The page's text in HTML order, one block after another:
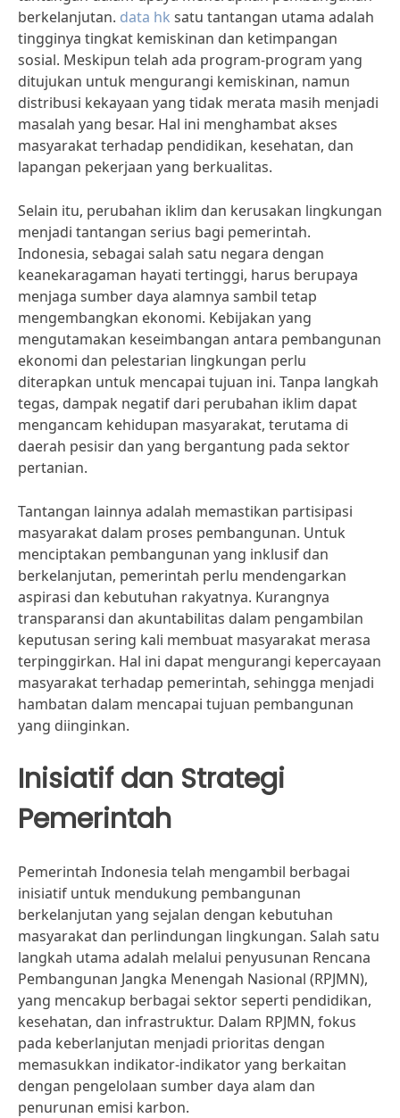
berkelanjutan. data hk satu tantangan utama adalah
tingginya tingkat kemiskinan dan ketimpangan
sosial. Meskipun telah ada program-program yang
ditujukan untuk mengurangi kemiskinan, namun
distribusi kekayaan yang tidak merata masih menjadi
masalah yang besar. Hal ini menghambat akses
masyarakat terhadap pendidikan, kesehatan, dan
lapangan pekerjaan yang berkualitas.
Selain itu, perubahan iklim dan kerusakan lingkungan
menjadi tantangan serius bagi pemerintah.
Indonesia, sebagai salah satu negara dengan
keanekaragaman hayati tertinggi, harus berupaya
menjaga sumber daya alamnya sambil tetap
mengembangkan ekonomi. Kebijakan yang
mengutamakan keseimbangan antara pembangunan
ekonomi dan pelestarian lingkungan perlu
diterapkan untuk mencapai tujuan ini. Tanpa langkah
tegas, dampak negatif dari perubahan iklim dapat
mengancam kehidupan masyarakat, terutama di
daerah pesisir dan yang bergantung pada sektor
pertanian.
Tantangan lainnya adalah memastikan partisipasi
masyarakat dalam proses pembangunan. Untuk
menciptakan pembangunan yang inklusif dan
berkelanjutan, pemerintah perlu mendengarkan
aspirasi dan kebutuhan rakyatnya. Kurangnya
transparansi dan akuntabilitas dalam pengambilan
keputusan sering kali membuat masyarakat merasa
terpinggirkan. Hal ini dapat mengurangi kepercayaan
masyarakat terhadap pemerintah, sehingga menjadi
hambatan dalam mencapai tujuan pembangunan
yang diinginkan.
Inisiatif dan Strategi
Pemerintah
Pemerintah Indonesia telah mengambil berbagai
inisiatif untuk mendukung pembangunan
berkelanjutan yang sejalan dengan kebutuhan
masyarakat dan perlindungan lingkungan. Salah satu
langkah utama adalah melalui penyusunan Rencana
Pembangunan Jangka Menengah Nasional (RPJMN),
yang mencakup berbagai sektor seperti pendidikan,
kesehatan, dan infrastruktur. Dalam RPJMN, fokus
pada keberlanjutan menjadi prioritas dengan
memasukkan indikator-indikator yang berkaitan
dengan pengelolaan sumber daya alam dan
penurunan emisi karbon.